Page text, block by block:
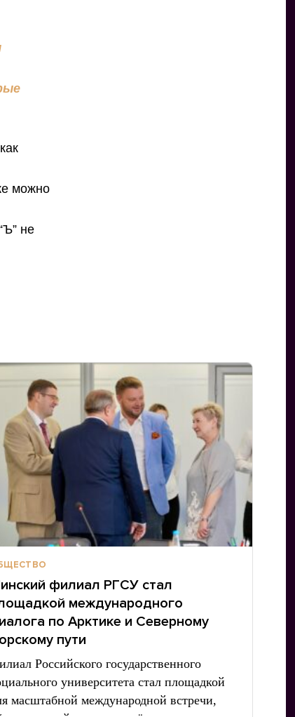
можно
не
филиал РГСУ стал
международного
по Арктике и Северному
пути
Российского государственного
университета стал площадкой
масштабной международной встречи,